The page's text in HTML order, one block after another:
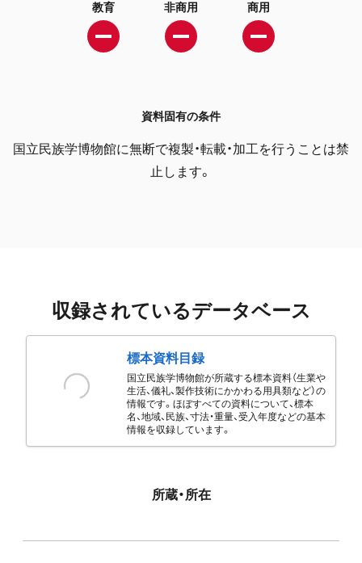
教育 非商用 商用
資料固有の条件
国立民族学博物館に無断で複製・転載・加工を行うことは禁
止します。
収録されているデータベース
標本資料目録
国立民族学博物館が所蔵する標本資料（生業や
生活、儀礼、製作技術にかかわる用具類など）の
情報です。ほぼすべての資料について、標本
名、地域、民族、寸法・重量、受入年度などの基本
情報を収録しています。
所蔵・所在